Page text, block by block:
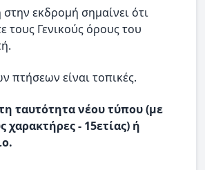
εκδρομή σημαίνει ότι
τους Γενικούς όρους του
πτήσεων είναι τοπικές.
ταυτότητα νέου τύπου (με
χαρακτήρες - 15ετίας) ή